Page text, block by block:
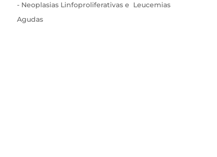
- Neoplasias Linfoproliferativas e Leucemias
Agudas